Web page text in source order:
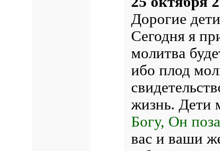
Дорогие
Сегодня я
молитва
ибо плод
жизнь. Дети
Богу, Он
вас и ваши